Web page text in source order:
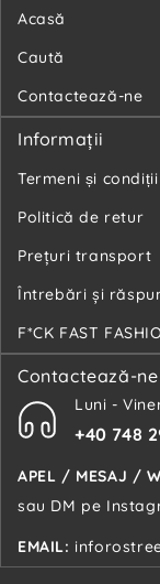
Acasă
Caută
Contactează-ne
Informaţii
Termeni și condiții
Politică de retur
Preţuri transport
Întrebări şi
F*CK FAST
Contactează-ne
Luni -
+40 748
APEL / MESAJ /
sau DM pe
EMAIL: